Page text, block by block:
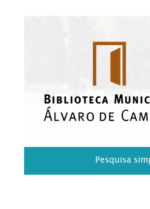
Pesquisa